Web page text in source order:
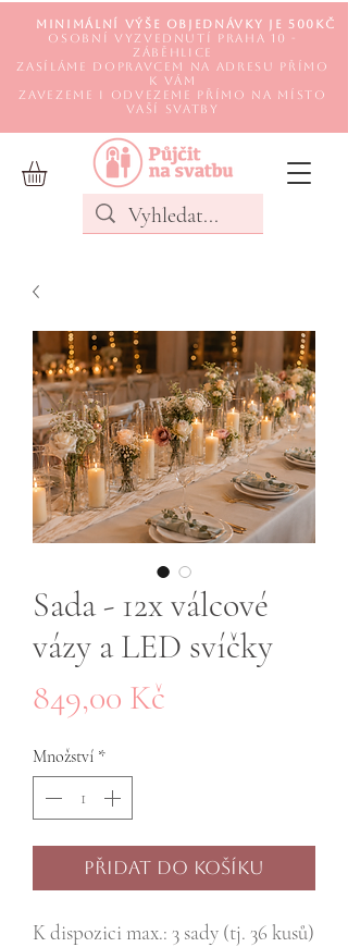
Minimální výše objednávky je 500Kč
Osobní vyzvednutí Praha 10 -
Záběhlice
Zasíláme DOPRAVCEM na adresu přímo
k Vám
Zavezeme i odvezeme přímo na místo
Vaší svatby
Sada - 12x válcové
vázy a LED svíčky
849,00 Kč
Množství *
Přidat do košíku
K dispozici max.: 3 sady (tj. 36 kusů)